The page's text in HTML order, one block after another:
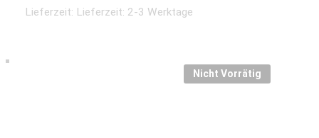
Lieferzeit: Lieferzeit: 2-3 Werktage
Nicht Vorrätig